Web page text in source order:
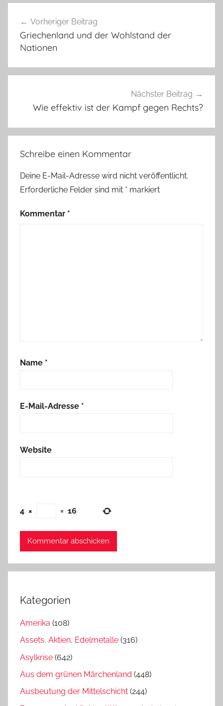
Vorheriger Beitrag
Griechenland und der Wohlstand der
Nationen
Nächster Beitrag
Wie effektiv ist der Kampf gegen Rechts?
Schreibe einen Kommentar
Deine E-Mail-Adresse wird nicht veröffentlicht.
Erforderliche Felder sind mit * markiert
Kommentar *
Name *
E-Mail-Adresse *
Website
4 × = 16
Kategorien
Amerika (108)
Assets, Aktien, Edelmetalle (316)
Asylkrise (642)
Aus dem grünen Märchenland (448)
Ausbeutung der Mittelschicht (244)